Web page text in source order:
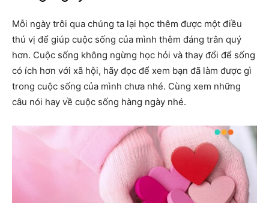
Mỗi ngày trôi qua chúng ta lại học thêm được một điều
thú vị để giúp cuộc sống của mình thêm đáng trân quý
hơn. Cuộc sống không ngừng học hỏi và thay đổi để sống
có ích hơn với xã hội, hãy đọc để xem bạn đã làm được gì
trong cuộc sống của mình chưa nhé. Cùng xem những
câu nói hay về cuộc sống hàng ngày nhé.